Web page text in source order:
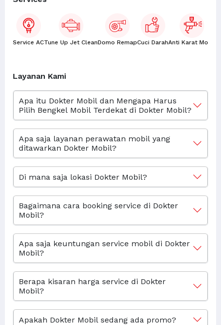
Service ACTune Up Jet CleanDomo RemapCuci DarahAnti Karat Mobil
Layanan Kami
Apa itu Dokter Mobil dan Mengapa Harus
Pilih Bengkel Mobil Terdekat di Dokter Mobil?
Apa saja layanan perawatan mobil yang
ditawarkan Dokter Mobil?
Di mana saja lokasi Dokter Mobil?
Bagaimana cara booking service di Dokter
Mobil?
Apa saja keuntungan service mobil di Dokter
Mobil?
Berapa kisaran harga service di Dokter
Mobil?
Apakah Dokter Mobil sedang ada promo?